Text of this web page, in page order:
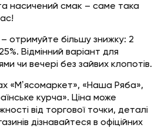
насичений смак – саме така
отримуйте більшу знижку: 2
Відмінний варіант для
чи вечері без зайвих клопотів.
«Мʼясомаркет», «Наша Ряба»,
курча». Ціна може
від торгової точки, деталі
дізнавайтеся в офіційних